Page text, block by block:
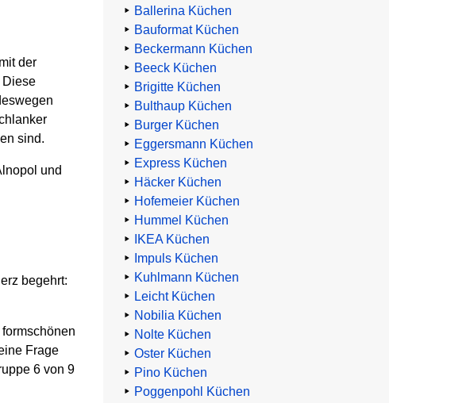
der
sind.
und
begehrt:
Frage
6 von 9
Ballerina Küchen
Bauformat Küchen
Beckermann Küchen
Beeck Küchen
Brigitte Küchen
Bulthaup Küchen
Burger Küchen
Eggersmann Küchen
Express Küchen
Häcker Küchen
Hofemeier Küchen
Hummel Küchen
IKEA Küchen
Impuls Küchen
Kuhlmann Küchen
Leicht Küchen
Nobilia Küchen
Nolte Küchen
Oster Küchen
Pino Küchen
Poggenpohl Küchen